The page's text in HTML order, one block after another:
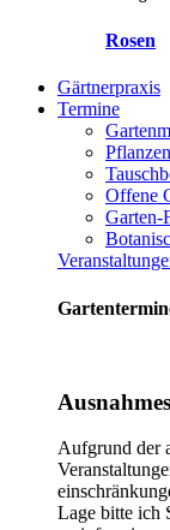
Rosen
Gärtnerpraxis
Termine
Offene
Garten-
Aufgrund der
Lage bitte ich